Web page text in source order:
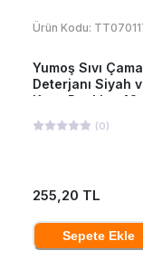
Ürün Kodu:
Yumoş Sıvı
Deterjanı Siyah
Koyu Renkler 42
(0)
255,20 TL
Sepete Ekle